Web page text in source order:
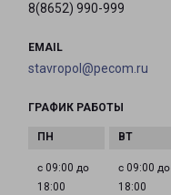
8(8652) 990-999
EMAIL
stavropol@pecom.ru
ГРАФИК РАБОТЫ
с 09:00 до
18:00
с 09:00 до
18:00